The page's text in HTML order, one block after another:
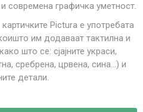
современа графичка уметност.
Pictura е употребата
им додаваат тактилна и
што се: сјајните украси,
сребрена, црвена, сина...) и
детали.